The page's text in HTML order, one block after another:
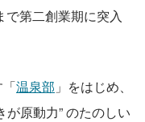
第二創業期に突入
温泉部 」をはじめ、
が原動力” のたのしい